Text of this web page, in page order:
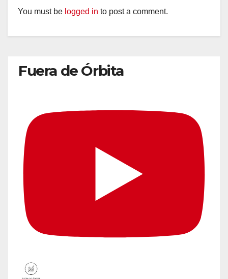
You must be logged in to post a comment.
Fuera de Órbita